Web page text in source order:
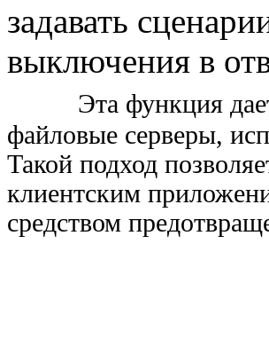
задавать
выключения в
Эта функция
файловые серверы,
Такой подход
клиентским
средством